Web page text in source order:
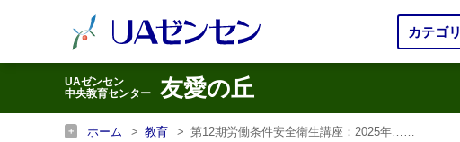
カテゴリ
UAゼンセン
中央教育センター
友愛の丘
ホーム 教育
第12期労働条件安全衛生講座：2025年……